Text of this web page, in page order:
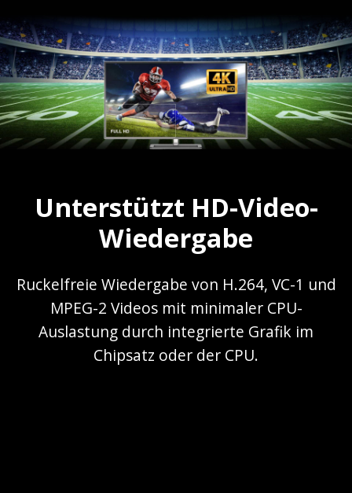
Unterstützt HD-Video-
Wiedergabe
Ruckelfreie Wiedergabe von H.264, VC-1 und
MPEG-2 Videos mit minimaler CPU-
Auslastung durch integrierte Grafik im
Chipsatz oder der CPU.